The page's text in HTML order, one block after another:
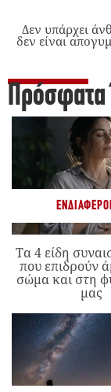
Δεν υπάρχει
δεν είναι
Τα 4 είδη
που επιδρούν
σώμα και στη
μας